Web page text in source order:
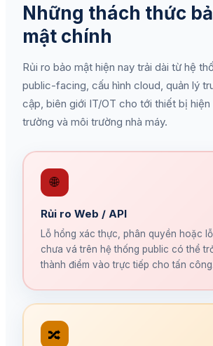
Những thách thức
mật chính
Rủi ro bảo mật hiện nay trải dài từ hệ
public-facing, cấu hình cloud, quản lý
cập, biên giới IT/OT cho tới thiết bị hiện
trường và môi trường nhà máy.
🌐
Rủi ro Web / API
Lỗ hổng xác thực, phân quyền hoặc
chưa vá trên hệ thống public có thể
thành điểm vào trực tiếp cho tấn công.
🔀